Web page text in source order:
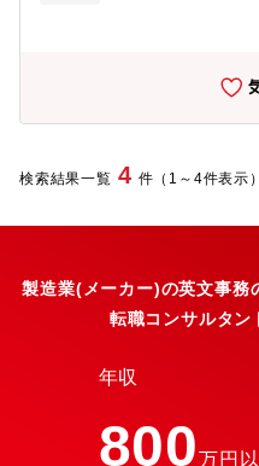
検索結果一覧 4 件（1～4件表示）
製造業(メーカー)の英文事務
転職コンサルタン
年収
800万円